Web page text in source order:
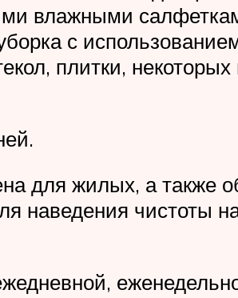
влажными
с
плитки,
для жилых, а
наведения чистоты